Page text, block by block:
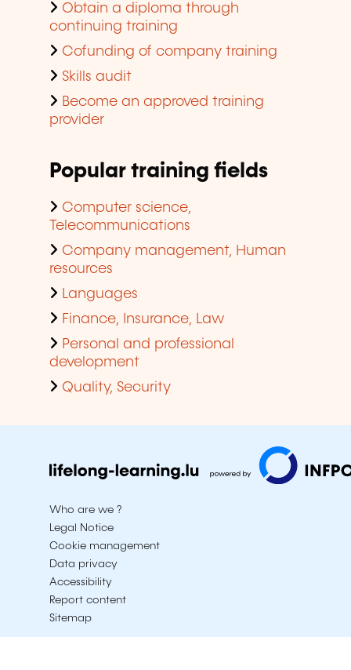
Obtain a diploma through
continuing training
Cofunding of company training
Skills audit
Become an approved training
provider
Popular training fields
Computer science,
Telecommunications
Company management, Human
resources
Languages
Finance, Insurance, Law
Personal and professional
development
Quality, Security
Who are we ?
Legal Notice
Cookie management
Data privacy
Accessibility
Report content
Sitemap